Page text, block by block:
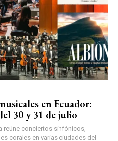
en Ecuador:
30 y 31 de julio
reúne conciertos sinfónicos,
corales en varias ciudades del